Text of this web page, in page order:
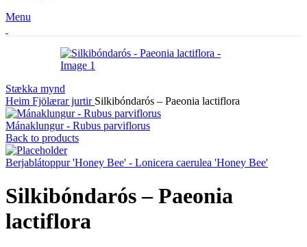
Menu
Stækka mynd
Heim Fjölærar jurtir Silkibóndarós – Paeonia lactiflora
Mánaklungur - Rubus parviflorus
Back to products
Berjablátoppur 'Honey Bee' - Lonicera caerulea 'Honey Bee'
Silkibóndarós – Paeonia
lactiflora